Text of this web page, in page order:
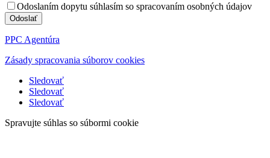
Odoslaním dopytu súhlasím so spracovaním osobných údajov
Odoslať
PPC Agentúra
Zásady spracovania súborov cookies
Sledovať
Sledovať
Sledovať
Spravujte súhlas so súbormi cookie